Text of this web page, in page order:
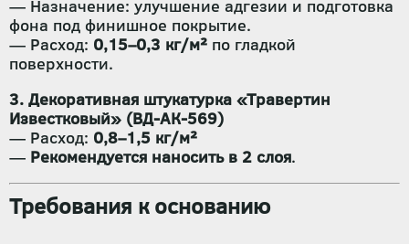
— Назначение: улучшение адгезии и подготовка
фона под финишное покрытие.
— Расход: 0,15–0,3 кг/м² по гладкой
поверхности.
3. Декоративная штукатурка «Травертин
Известковый» (ВД-АК-569)
— Расход: 0,8–1,5 кг/м²
— Рекомендуется наносить в 2 слоя.
Требования к основанию